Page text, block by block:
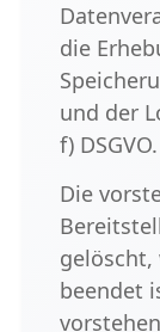
die
und der
f) DSGVO.
Die
gelöscht,
beendet